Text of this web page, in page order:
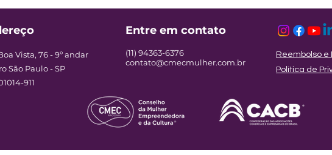
Entre em contato
Vista, 76 - 9º andar
São Paulo - SP
911
(11) 94363-6376
contato@cmecmulher.com.br
Reembolso e
Política de